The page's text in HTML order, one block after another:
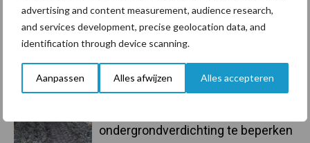
advertising and content measurement, audience research,
and services development, precise geolocation data, and
identification through device scanning.
Aanpassen Alles afwijzen Alles accepteren
Primaire
Sidebar
Recent nieuws Partner nieuws
ondergrondverdichting te beperken
Toon meer